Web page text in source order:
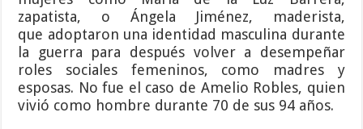
zapatista, o Ángela Jiménez, maderista,
que adoptaron una identidad masculina durante
la guerra para después volver a desempeñar
roles sociales femeninos, como madres y
esposas. No fue el caso de Amelio Robles, quien
vivió como hombre durante 70 de sus 94 años.